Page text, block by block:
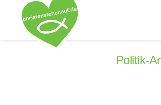
Politik-